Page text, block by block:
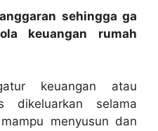
sehingga ga
keuangan rumah
keuangan atau
dikeluarkan selama
menyusun dan